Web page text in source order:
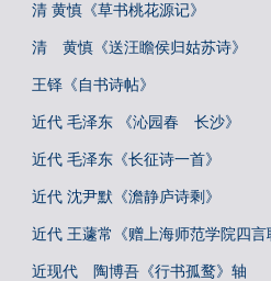
清 黄慎《草书桃花源记》
清 黄慎《送汪瞻侯归姑苏诗》
王铎《自书诗帖》
近代 毛泽东 《沁园春 长沙》
近代 毛泽东《长征诗一首》
近代 沈尹默《澹静庐诗剩》
近代 王蘧常《赠上海师范学院四言
近现代 陶博吾《行书孤鹜》轴